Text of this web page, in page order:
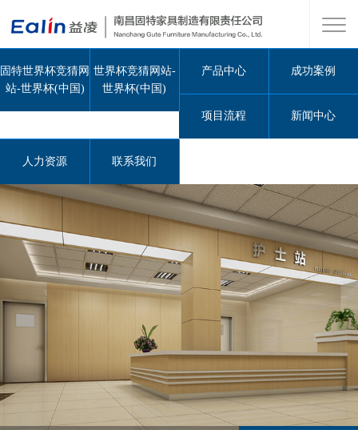
固特世界杯竞猜网
站-世界杯(中国)
世界杯竞猜网站-
世界杯(中国)
产品中心 成功案例
项目流程 新闻中心
人力资源 联系我们